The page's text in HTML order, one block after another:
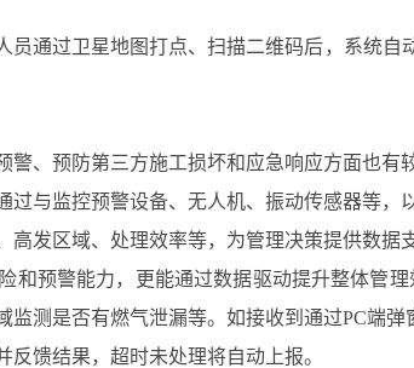
员通过卫星地图打点、扫描二维码后，系统
、预防第三方施工损坏和应急响应方面也有
过与监控预警设备、无人机、振动传感器等
高发区域、处理效率等，为管理决策提供数
和预警能力，更能通过数据驱动提升整体管
测是否有燃气泄漏等。如接收到通过PC端
馈结果，超时未处理将自动上报。